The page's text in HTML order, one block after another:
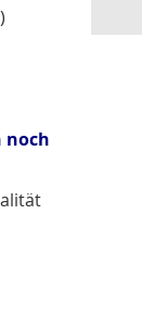
noch